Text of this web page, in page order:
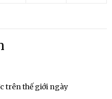
trên thế giới ngày